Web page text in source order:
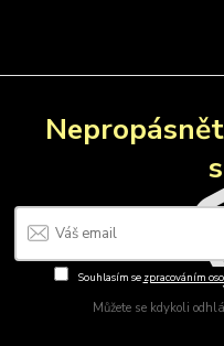
Souhlasím se zpracováním
Můžete se kdykoli